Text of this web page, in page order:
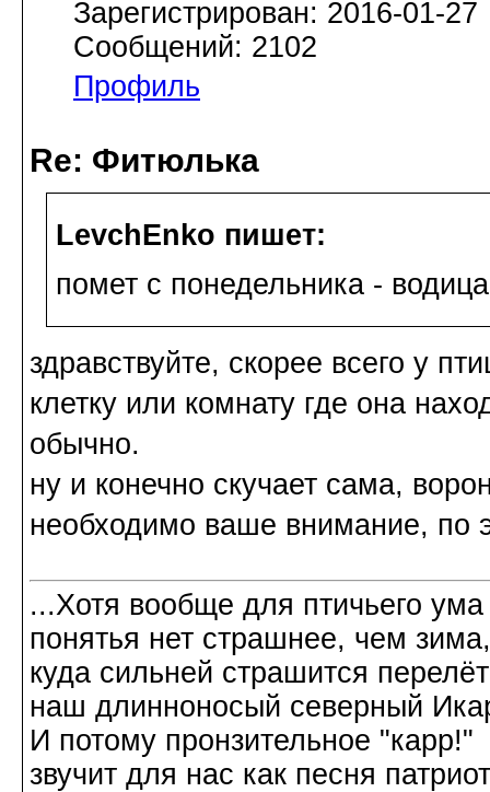
Зарегистрирован: 2016-01-27
Сообщений: 2102
Профиль
Re: Фитюлька
LevchEnko пишет:
помет с понедельника -
здравствуйте, скорее всего у
клетку или комнату где она
обычно.
ну и конечно скучает сама,
необходимо ваше внимание, по
...Хотя вообще для птичьего ума
понятья нет страшнее, чем зима,
куда сильней страшится
наш длинноносый северный
И потому пронзительное "карр!"
звучит для нас как песня